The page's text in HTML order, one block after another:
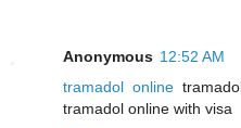
Anonymous 12:52 AM
tramadol online
tramadol online with visa